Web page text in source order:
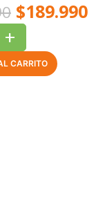
$189.990
+
CARRITO